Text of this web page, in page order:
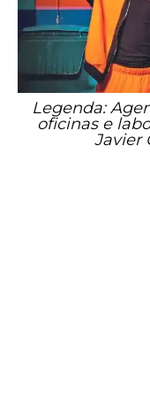
Legenda:
oficinas e
Javier